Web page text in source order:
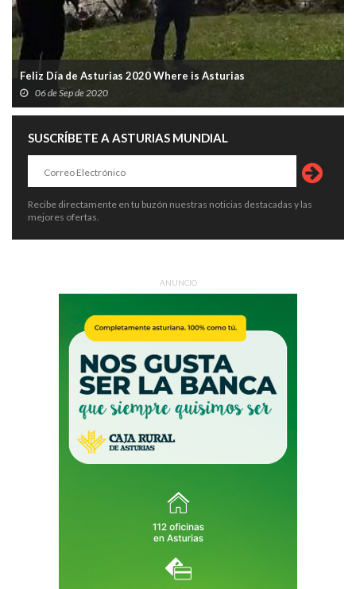
Feliz Día de Asturias 2020 Where is Asturias
06 de Sep de 2020
SUSCRÍBETE A ASTURIAS MUNDIAL
Recibe directamente en tu buzón nuestras noticias destacadas y las
mejores ofertas.
ANUNCIO